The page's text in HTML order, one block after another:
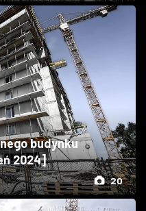
budynku
2024]
20